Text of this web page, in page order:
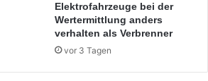
Elektrofahrzeuge bei der
Wertermittlung anders
verhalten als Verbrenner
vor 3 Tagen